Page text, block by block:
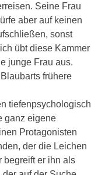
Seine Frau
aber auf keinen
sonst
übt diese Kammer
junge Frau aus.
frühere
tiefenpsychologisch
ganz eigene
Protagonisten
der die Leichen
begreift er ihn als